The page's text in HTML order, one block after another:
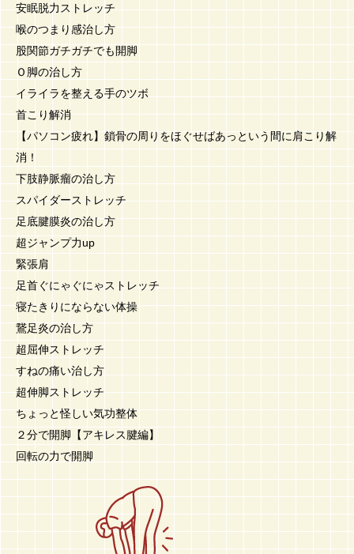
安眠脱力ストレッチ
喉のつまり感治し方
股関節ガチガチでも開脚
Ｏ脚の治し方
イライラを整える手のツボ
首こり解消
【パソコン疲れ】鎖骨の周りをほぐせばあっという間に肩こり解
消！
下肢静脈瘤の治し方
スパイダーストレッチ
足底腱膜炎の治し方
超ジャンプ力up
緊張肩
足首ぐにゃぐにゃストレッチ
寝たきりにならない体操
鵞足炎の治し方
超屈伸ストレッチ
すねの痛い治し方
超伸脚ストレッチ
ちょっと怪しい気功整体
２分で開脚【アキレス腱編】
回転の力で開脚